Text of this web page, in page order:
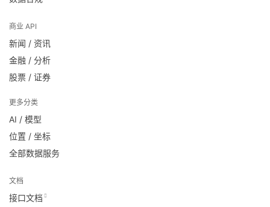
商业 API
新闻 / 资讯
金融 / 分析
股票 / 证券
更多分类
AI / 模型
位置 / 坐标
全部数据服务
文档
接口文档